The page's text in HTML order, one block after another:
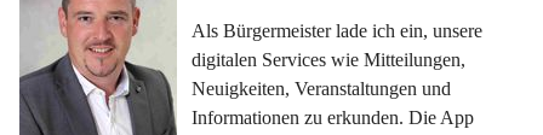
Als Bürgermeister lade ich ein, unsere
digitalen Services wie Mitteilungen,
Neuigkeiten, Veranstaltungen und
Informationen zu erkunden. Die App